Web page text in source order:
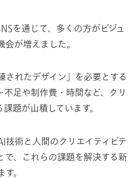
を通じて、多くの方がビジュ
会が増えました。
されたデザイン」を必要とする
不足や制作費・時間など、クリ
題が山積しています。
技術と人間のクリエイティビテ
で、これらの課題を解決する新
。